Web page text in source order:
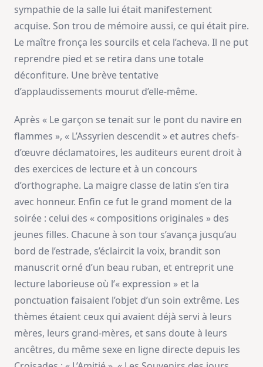
sympathie de la salle lui était manifestement
acquise. Son trou de mémoire aussi, ce qui était pire.
Le maître fronça les sourcils et cela l’acheva. Il ne put
reprendre pied et se retira dans une totale
déconfiture. Une brève tentative
d’applaudissements mourut d’elle-même.
Après « Le garçon se tenait sur le pont du navire en
flammes », « L’Assyrien descendit » et autres chefs-
d’œuvre déclamatoires, les auditeurs eurent droit à
des exercices de lecture et à un concours
d’orthographe. La maigre classe de latin s’en tira
avec honneur. Enfin ce fut le grand moment de la
soirée : celui des « compositions originales » des
jeunes filles. Chacune à son tour s’avança jusqu’au
bord de l’estrade, s’éclaircit la voix, brandit son
manuscrit orné d’un beau ruban, et entreprit une
lecture laborieuse où l’« expression » et la
ponctuation faisaient l’objet d’un soin extrême. Les
thèmes étaient ceux qui avaient déjà servi à leurs
mères, leurs grand-mères, et sans doute à leurs
ancêtres, du même sexe en ligne directe depuis les